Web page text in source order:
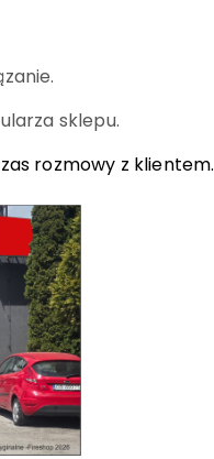
sklepu.
rozmowy z klientem.